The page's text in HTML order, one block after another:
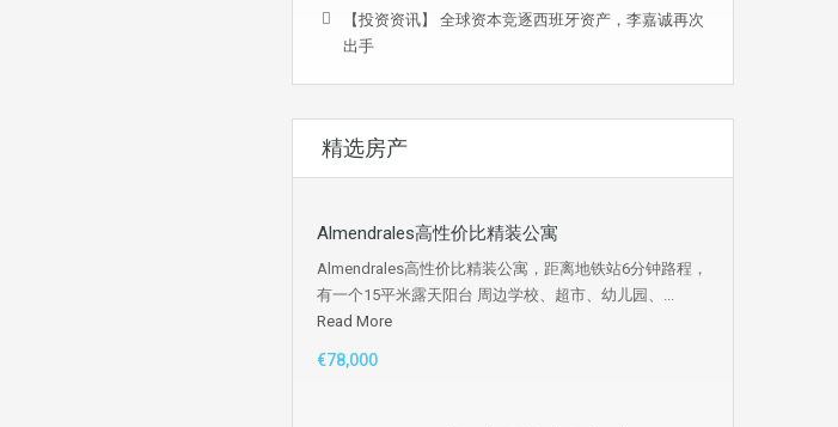
【投资资讯】 全球资本竞逐西班牙资产，李嘉诚再次
出手
精选房产
Almendrales高性价比精装公寓
Almendrales高性价比精装公寓，距离地铁站6分钟路程，
有一个15平米露天阳台 周边学校、超市、幼儿园、...
Read More
€78,000